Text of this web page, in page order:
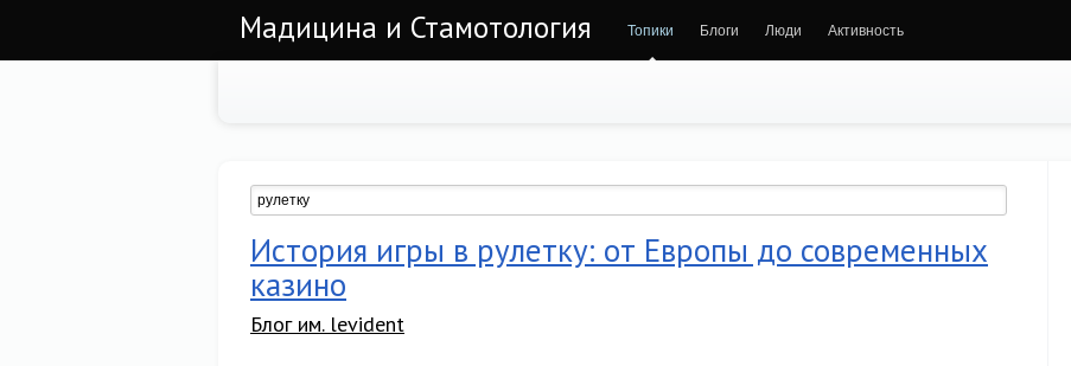
Мадицина и Стамотология Топики Блоги Люди Активность
История игры в рулетку: от Европы до современных
казино
Блог им. levident